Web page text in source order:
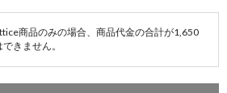
商品のみの場合、商品代金の合計が1,650
きません。